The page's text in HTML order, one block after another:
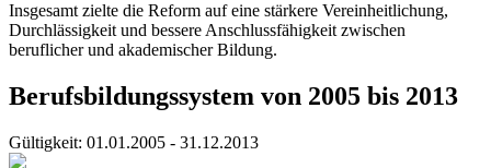
Insgesamt zielte die Reform auf eine stärkere Vereinheitlichung,
Durchlässigkeit und bessere Anschlussfähigkeit zwischen
beruflicher und akademischer Bildung.
Berufsbildungssystem von 2005 bis 2013
Gültigkeit: 01.01.2005 - 31.12.2013